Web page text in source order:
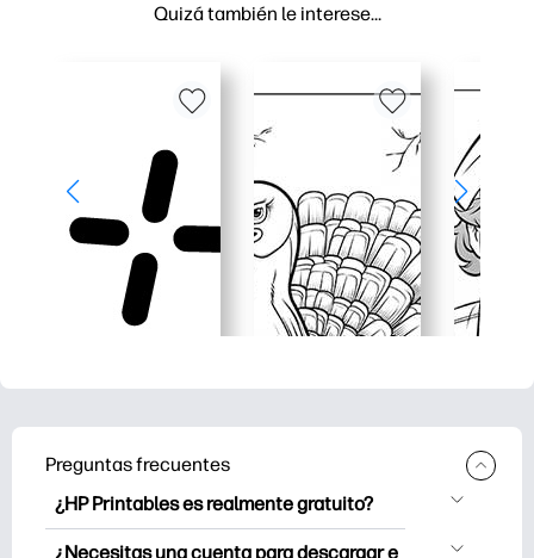
Quizá también le interese…
Preguntas frecuentes
¿HP Printables es realmente gratuito?
HP Printables ofrece más de 2500
¿Necesitas una cuenta para descargar e